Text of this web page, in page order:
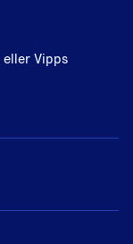
eller Vipps